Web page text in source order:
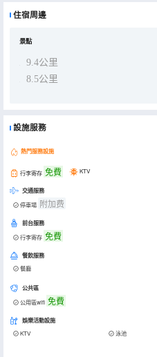
住宿周邊
景點
9.4公里
8.5公里
設施服務
熱門服務設施
行李寄存 免費 KTV
交通服務
停車場 附加费
前台服務
行李寄存 免費
餐飲服務
餐廳
公共區
公用區wifi 免費
娛樂活動設施
KTV 泳池